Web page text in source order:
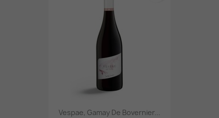
Vespae, Gamay De Bovernier...